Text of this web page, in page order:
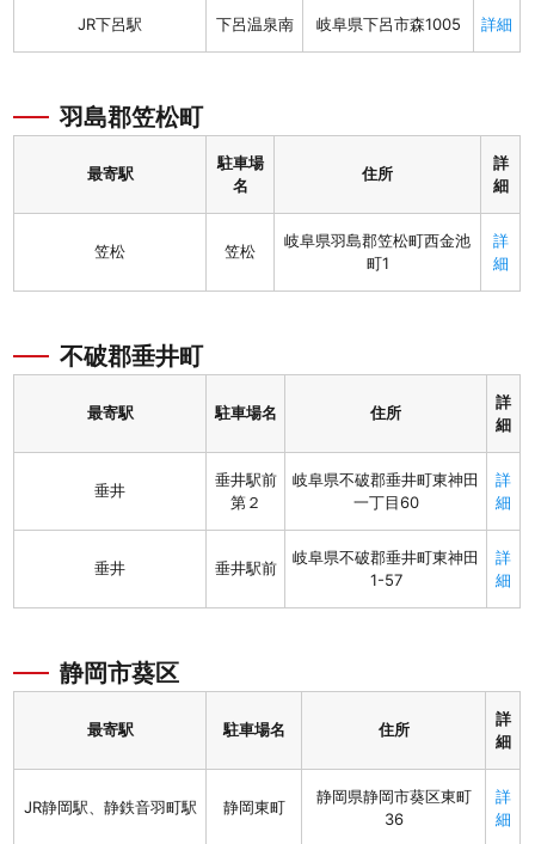
JR下呂駅 下呂温泉南 岐阜県下呂市森1005 詳細
羽島郡笠松町
最寄駅
駐車場
名
住所
詳
細
笠松 笠松
岐阜県羽島郡笠松町西金池
町1
詳
細
不破郡垂井町
最寄駅 駐車場名 住所
詳
細
垂井
垂井駅前
第２
岐阜県不破郡垂井町東神田
一丁目60
詳
細
垂井 垂井駅前
岐阜県不破郡垂井町東神田
1-57
詳
細
静岡市葵区
最寄駅 駐車場名 住所
詳
細
JR静岡駅、静鉄音羽町駅 静岡東町
静岡県静岡市葵区東町
36
詳
細